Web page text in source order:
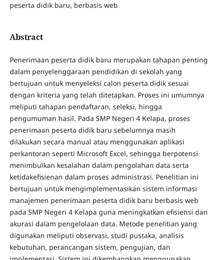
peserta didik baru, berbasis web
Abstract
Penerimaan peserta didik baru merupakan tahapan penting
dalam penyelenggaraan pendidikan di sekolah yang
bertujuan untuk menyeleksi calon peserta didik sesuai
dengan kriteria yang telah ditetapkan. Proses ini umumnya
meliputi tahapan pendaftaran, seleksi, hingga
pengumuman hasil. Pada SMP Negeri 4 Kelapa, proses
penerimaan peserta didik baru sebelumnya masih
dilakukan secara manual atau menggunakan aplikasi
perkantoran seperti Microsoft Excel, sehingga berpotensi
menimbulkan kesalahan dalam pengolahan data serta
ketidakefisienan dalam proses administrasi. Penelitian ini
bertujuan untuk mengimplementasikan sistem informasi
manajemen penerimaan peserta didik baru berbasis web
pada SMP Negeri 4 Kelapa guna meningkatkan efisiensi dan
akurasi dalam pengelolaan data. Metode penelitian yang
digunakan meliputi observasi, studi pustaka, analisis
kebutuhan, perancangan sistem, pengujian, dan